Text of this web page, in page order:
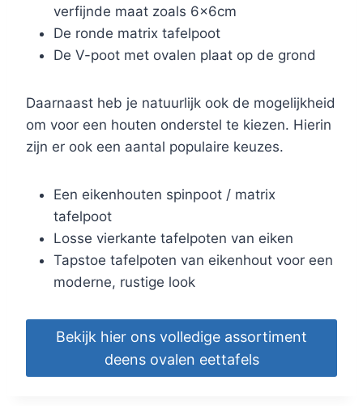
verfijnde maat zoals 6x6cm
De ronde matrix tafelpoot
De V-poot met ovalen plaat op de grond
Daarnaast heb je natuurlijk ook de mogelijkheid
om voor een houten onderstel te kiezen. Hierin
zijn er ook een aantal populaire keuzes.
Een eikenhouten spinpoot / matrix
tafelpoot
Losse vierkante tafelpoten van eiken
Tapstoe tafelpoten van eikenhout voor een
moderne, rustige look
Bekijk hier ons volledige assortiment
deens ovalen eettafels